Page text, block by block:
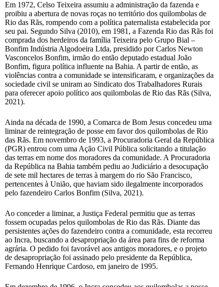
Em 1972, Celso Teixeira assumiu a administração da fazenda e
proibiu a abertura de novas roças no território dos quilombolas de
Rio das Rãs, rompendo com a política paternalista estabelecida por
seu pai. Segundo Silva (2010), em 1981, a Fazenda Rio das Rãs foi
comprada dos herdeiros da família Teixeira pelo Grupo Bial –
Bonfim Indústria Algodoeira Ltda, presidido por Carlos Newton
Vasconcelos Bonfim, irmão do então deputado estadual João
Bonfim, figura política influente na Bahia. A partir de então, as
violências contra a comunidade se intensificaram, e organizações da
sociedade civil se uniram ao Sindicato dos Trabalhadores Rurais
para oferecer apoio político aos quilombolas de Rio das Rãs (Silva,
2021).
Ainda na década de 1990, a Comarca de Bom Jesus concedeu uma
liminar de reintegração de posse em favor dos quilombolas de Rio
das Rãs. Em novembro de 1993, a Procuradoria Geral da República
(PGR) entrou com uma Ação Civil Pública solicitando a titulação
das terras em nome dos moradores da comunidade. A Procuradoria
da República na Bahia também pediu ao Judiciário a desocupação
de sete mil hectares de terras à margem do rio São Francisco,
pertencentes à União, que haviam sido ilegalmente incorporados
pelo fazendeiro Carlos Bonfim (Silva, 2021).
Ao conceder a liminar, a Justiça Federal permitiu que as terras
fossem ocupadas pelos quilombolas de Rio das Rãs. Diante das
persistentes ações do fazendeiro contra a comunidade, esta recorreu
ao Incra, buscando a desapropriação da área para fins de reforma
agrária. O pedido foi favorável aos antigos moradores, e o projeto
de desapropriação foi assinado pelo presidente da República,
Fernando Henrique Cardoso, em janeiro de 1995.